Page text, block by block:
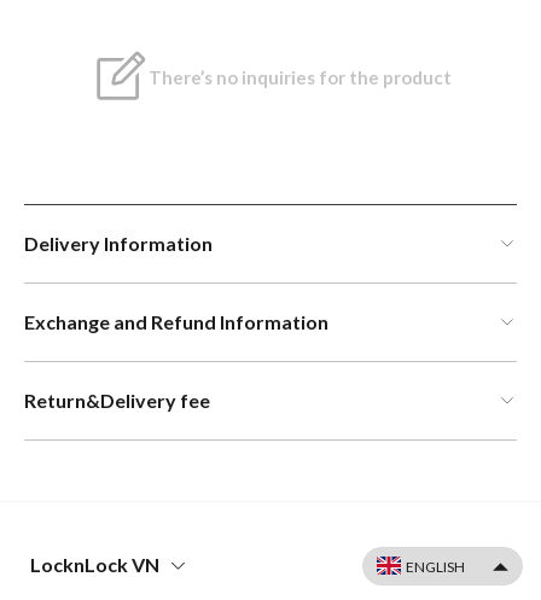
There’s no inquiries for the product
Delivery Information
Exchange and Refund Information
Return&Delivery fee
LocknLock VN